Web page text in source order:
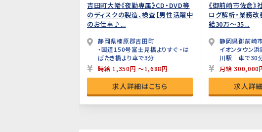
吉田町大幡《夜勤専属》CD・DVD等
のディスクの製造、検査【男性活躍中
のお仕事♪...
静岡県榛原郡吉田町
・国道150号富士見橋よりすぐ ・は
ばたき橋より車で3分
時給 1,350円 ～1,688円
求人詳細はこちら
《御前崎市佐倉
ログ解析・業務
給30万～35...
静岡県御前崎
イオンタウン
川駅 車で30
月給 300,000
求人詳